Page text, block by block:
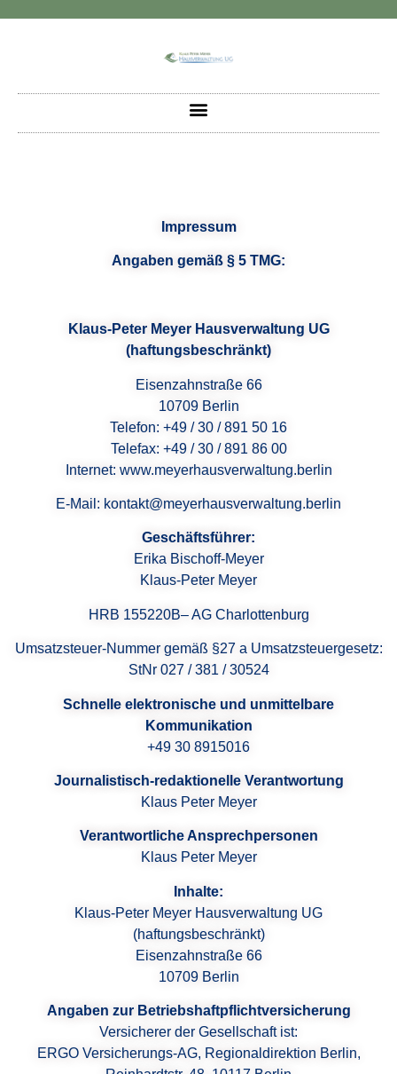
Impressum
Angaben gemäß § 5 TMG:
Klaus-Peter Meyer Hausverwaltung UG
(haftungsbeschränkt)
Eisenzahnstraße 66
10709 Berlin
Telefon: +49 / 30 / 891 50 16
Telefax: +49 / 30 / 891 86 00
Internet: www.meyerhausverwaltung.berlin
E-Mail: kontakt@meyerhausverwaltung.berlin
Geschäftsführer:
Erika Bischoff-Meyer
Klaus-Peter Meyer
HRB 155220B– AG Charlottenburg
Umsatzsteuer-Nummer gemäß §27 a Umsatzsteuergesetz:
StNr 027 / 381 / 30524
Schnelle elektronische und unmittelbare
Kommunikation
+49 30 8915016
Journalistisch-redaktionelle Verantwortung
Klaus Peter Meyer
Verantwortliche Ansprechpersonen
Klaus Peter Meyer
Inhalte:
Klaus-Peter Meyer Hausverwaltung UG
(haftungsbeschränkt)
Eisenzahnstraße 66
10709 Berlin
Angaben zur Betriebshaftpflichtversicherung
Versicherer der Gesellschaft ist:
ERGO Versicherungs-AG, Regionaldirektion Berlin,